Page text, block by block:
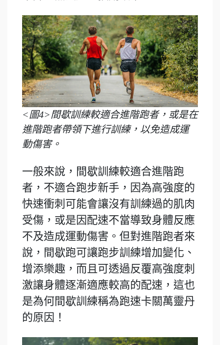
<圖4>間歇訓練較適合進階跑者，或是在
進階跑者帶領下進行訓練，以免造成運
動傷害。
一般來說，間歇訓練較適合進階跑
者，不適合跑步新手，因為高強度的
快速衝刺可能會讓沒有訓練過的肌肉
受傷，或是因配速不當導致身體反應
不及造成運動傷害。但對進階跑者來
說，間歇跑可讓跑步訓練增加變化、
增添樂趣，而且可透過反覆高強度刺
激讓身體逐漸適應較高的配速，這也
是為何間歇訓練稱為跑速卡關萬靈丹
的原因！